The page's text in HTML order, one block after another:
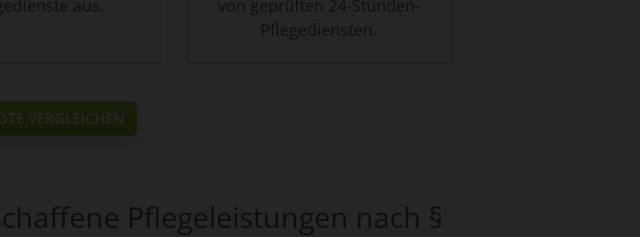
aus.
von geprüften 24-Stunden-
Pflegediensten.
VERGLEICHEN
Pflegeleistungen nach §